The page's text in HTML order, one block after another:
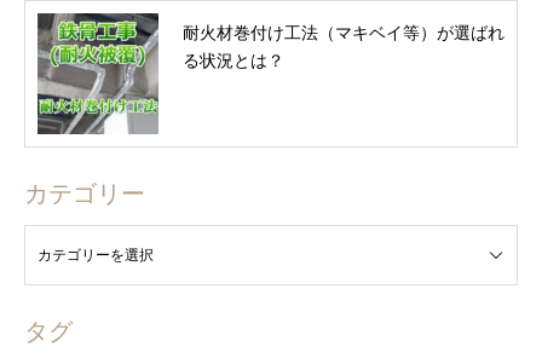
耐火材巻付け工法（マキベイ等）が選ばれ
る状況とは？
カテゴリー
タグ